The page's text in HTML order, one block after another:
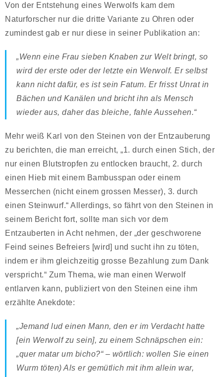
Von der Entstehung eines Werwolfs kam dem
Naturforscher nur die dritte Variante zu Ohren oder
zumindest gab er nur diese in seiner Publikation an:
„Wenn eine Frau sieben Knaben zur Welt bringt, so
wird der erste oder der letzte ein Werwolf. Er selbst
kann nicht dafür, es ist sein Fatum. Er frisst Unrat in
Bächen und Kanälen und bricht ihn als Mensch
wieder aus, daher das bleiche, fahle Aussehen.“
Mehr weiß Karl von den Steinen von der Entzauberung
zu berichten, die man erreicht, „1. durch einen Stich, der
nur einen Blutstropfen zu entlocken braucht, 2. durch
einen Hieb mit einem Bambusspan oder einem
Messerchen (nicht einem grossen Messer), 3. durch
einen Steinwurf.“ Allerdings, so fährt von den Steinen in
seinem Bericht fort, sollte man sich vor dem
Entzauberten in Acht nehmen, der „der geschworene
Feind seines Befreiers [wird] und sucht ihn zu töten,
indem er ihm gleichzeitig grosse Bezahlung zum Dank
verspricht.“ Zum Thema, wie man einen Werwolf
entlarven kann, publiziert von den Steinen eine ihm
erzählte Anekdote:
„Jemand lud einen Mann, den er im Verdacht hatte
[ein Werwolf zu sein], zu einem Schnäpschen ein:
„quer matar um bicho?“ – wörtlich: wollen Sie einen
Wurm töten) Als er gemütlich mit ihm allein war,